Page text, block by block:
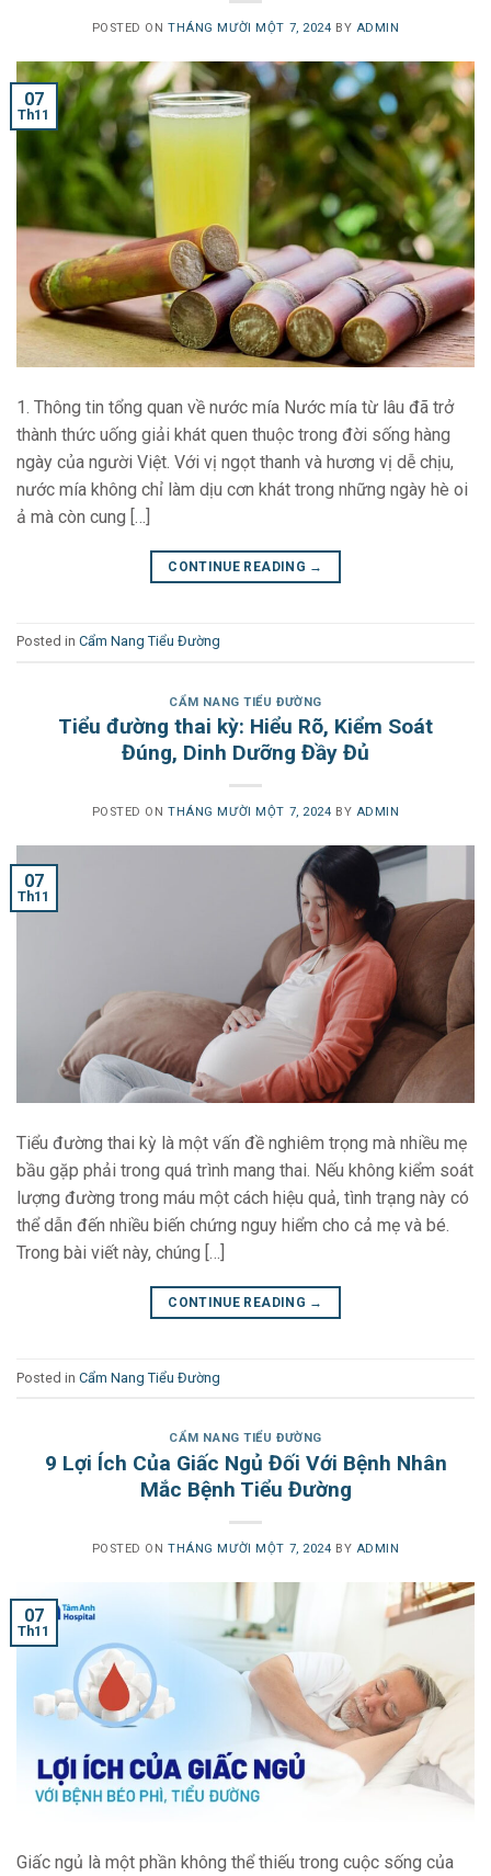
POSTED ONTHÁNG MƯỜI MỘT 7, 2024 BY ADMIN
07
Th11
1. Thông tin tổng quan về nước mía Nước mía từ lâu đã trở
thành thức uống giải khát quen thuộc trong đời sống hàng
ngày của người Việt. Với vị ngọt thanh và hương vị dễ chịu,
nước mía không chỉ làm dịu cơn khát trong những ngày hè oi
ả mà còn cung […]
CONTINUE READING →
Posted in Cẩm Nang Tiểu Đường
CẨM NANG TIỂU ĐƯỜNG
Tiểu đường thai kỳ: Hiểu Rõ, Kiểm Soát
Đúng, Dinh Dưỡng Đầy Đủ
POSTED ONTHÁNG MƯỜI MỘT 7, 2024 BY ADMIN
07
Th11
Tiểu đường thai kỳ là một vấn đề nghiêm trọng mà nhiều mẹ
bầu gặp phải trong quá trình mang thai. Nếu không kiểm soát
lượng đường trong máu một cách hiệu quả, tình trạng này có
thể dẫn đến nhiều biến chứng nguy hiểm cho cả mẹ và bé.
Trong bài viết này, chúng […]
CONTINUE READING →
Posted in Cẩm Nang Tiểu Đường
CẨM NANG TIỂU ĐƯỜNG
9 Lợi Ích Của Giấc Ngủ Đối Với Bệnh Nhân
Mắc Bệnh Tiểu Đường
POSTED ONTHÁNG MƯỜI MỘT 7, 2024 BY ADMIN
07
Th11
Giấc ngủ là một phần không thể thiếu trong cuộc sống của